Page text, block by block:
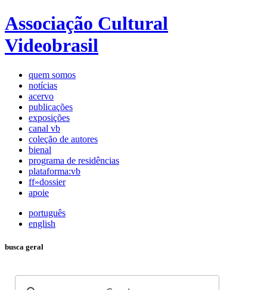
Associação Cultural
Videobrasil
quem somos
notícias
acervo
publicações
exposições
canal vb
coleção de autores
bienal
programa de residências
plataforma:vb
ff»dossier
apoie
português
english
busca geral